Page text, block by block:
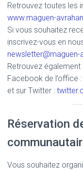
Retrouvez toutes les
www.maguen-
Si vous souhaitez
inscrivez-vous en
newsletter@maguen-
Retrouvez
Facebook de l’office :
et sur Twitter :
Réservation
Vous souhaitez